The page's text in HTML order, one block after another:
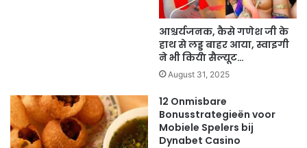
आश्चर्यजनक, कैसे गणेश जी के
हाथ से लड्डू बाहर आया, स्वाइगी
ने भी किया सैल्यूट…
August 31, 2025
12 Onmisbare
Bonusstrategieën voor
Mobiele Spelers bij
Dynabet Casino